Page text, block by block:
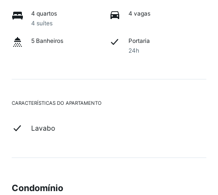
4 quartos
4 suítes
4 vagas
5 Banheiros
Portaria
24h
CARACTERÍSTICAS DO APARTAMENTO
Lavabo
Condomínio